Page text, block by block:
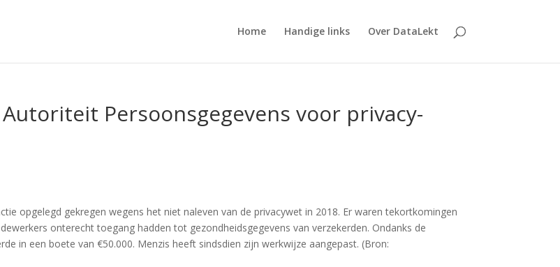
Home Handige links Over DataLekt
Persoonsgegevens voor privacy-
opgelegd gekregen wegens het niet naleven van de privacywet in 2018. Er waren tekortkomingen
onterecht toegang hadden tot gezondheidsgegevens van verzekerden. Ondanks de
in een boete van €50.000. Menzis heeft sindsdien zijn werkwijze aangepast. (Bron: